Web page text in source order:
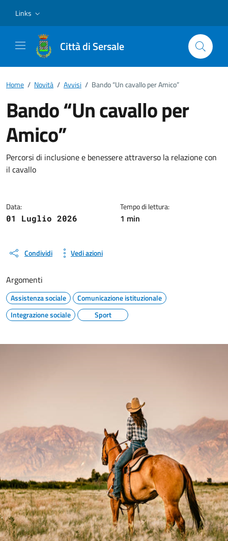
Links
Città di Sersale
Home / Novità / Avvisi / Bando “Un cavallo per Amico”
Bando “Un cavallo per
Amico”
Dettagli della notizia
Percorsi di inclusione e benessere attraverso la relazione con
il cavallo
Data:
01 Luglio 2026
Tempo di lettura:
1 min
Condividi Vedi azioni
Argomenti
Assistenza sociale
Comunicazione istituzionale
Integrazione sociale
Sport